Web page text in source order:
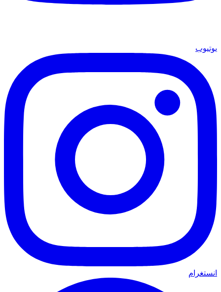
يوتيوب
انستغرام